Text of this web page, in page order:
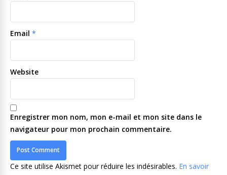
Email *
Website
Enregistrer mon nom, mon e-mail et mon site dans le
navigateur pour mon prochain commentaire.
Ce site utilise Akismet pour réduire les indésirables. En savoir